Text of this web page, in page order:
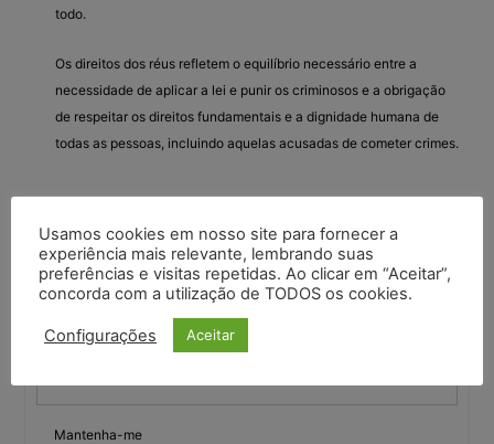
todo.
Os direitos dos réus refletem o equilíbrio necessário entre a
necessidade de aplicar a lei e punir os criminosos e a obrigação
de respeitar os direitos fundamentais e a dignidade humana de
todas as pessoas, incluindo aquelas acusadas de cometer crimes.
Você deve fazer login para responder a este tópico.
Nome de usuário:
Mantenha-me
Usamos cookies em nosso site para fornecer a
experiência mais relevante, lembrando suas
preferências e visitas repetidas. Ao clicar em “Aceitar”,
concorda com a utilização de TODOS os cookies.
Configurações Aceitar